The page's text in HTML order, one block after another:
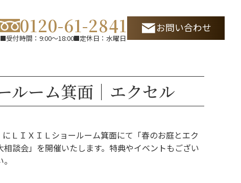
0120-61-2841
受付時間：9:00～18:00 定休日：水曜日
お問い合わせ
ルーム箕面｜エクセル
ＬＩＸＩＬショールーム箕面にて「春のお庭とエク
談会」を開催いたします。特典やイベントもござい